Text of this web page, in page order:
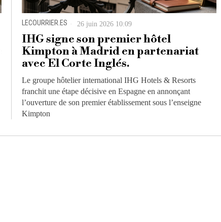
LECOURRIER.ES 26 juin 2026 10:09
IHG signe son premier hôtel
Kimpton à Madrid en partenariat
avec El Corte Inglés.
Le groupe hôtelier international IHG Hotels & Resorts
franchit une étape décisive en Espagne en annonçant
l’ouverture de son premier établissement sous l’enseigne
Kimpton